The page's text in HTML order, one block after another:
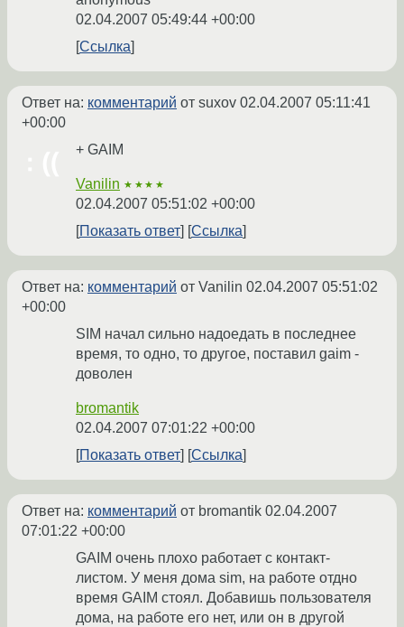
02.04.2007 05:49:44 +00:00
Ссылка
Ответ на: комментарий от suxov 02.04.2007 05:11:41
+00:00
+ GAIM
Vanilin ★★★★
02.04.2007 05:51:02 +00:00
Показать ответ
Ссылка
Ответ на: комментарий от Vanilin 02.04.2007 05:51:02
+00:00
SIM начал сильно надоедать в последнее
время, то одно, то другое, поставил gaim -
доволен
bromantik
02.04.2007 07:01:22 +00:00
Показать ответ
Ссылка
Ответ на: комментарий от bromantik 02.04.2007
07:01:22 +00:00
GAIM очень плохо работает с контакт-
листом. У меня дома sim, на работе отдно
время GAIM стоял. Добавишь пользователя
дома, на работе его нет, или он в другой